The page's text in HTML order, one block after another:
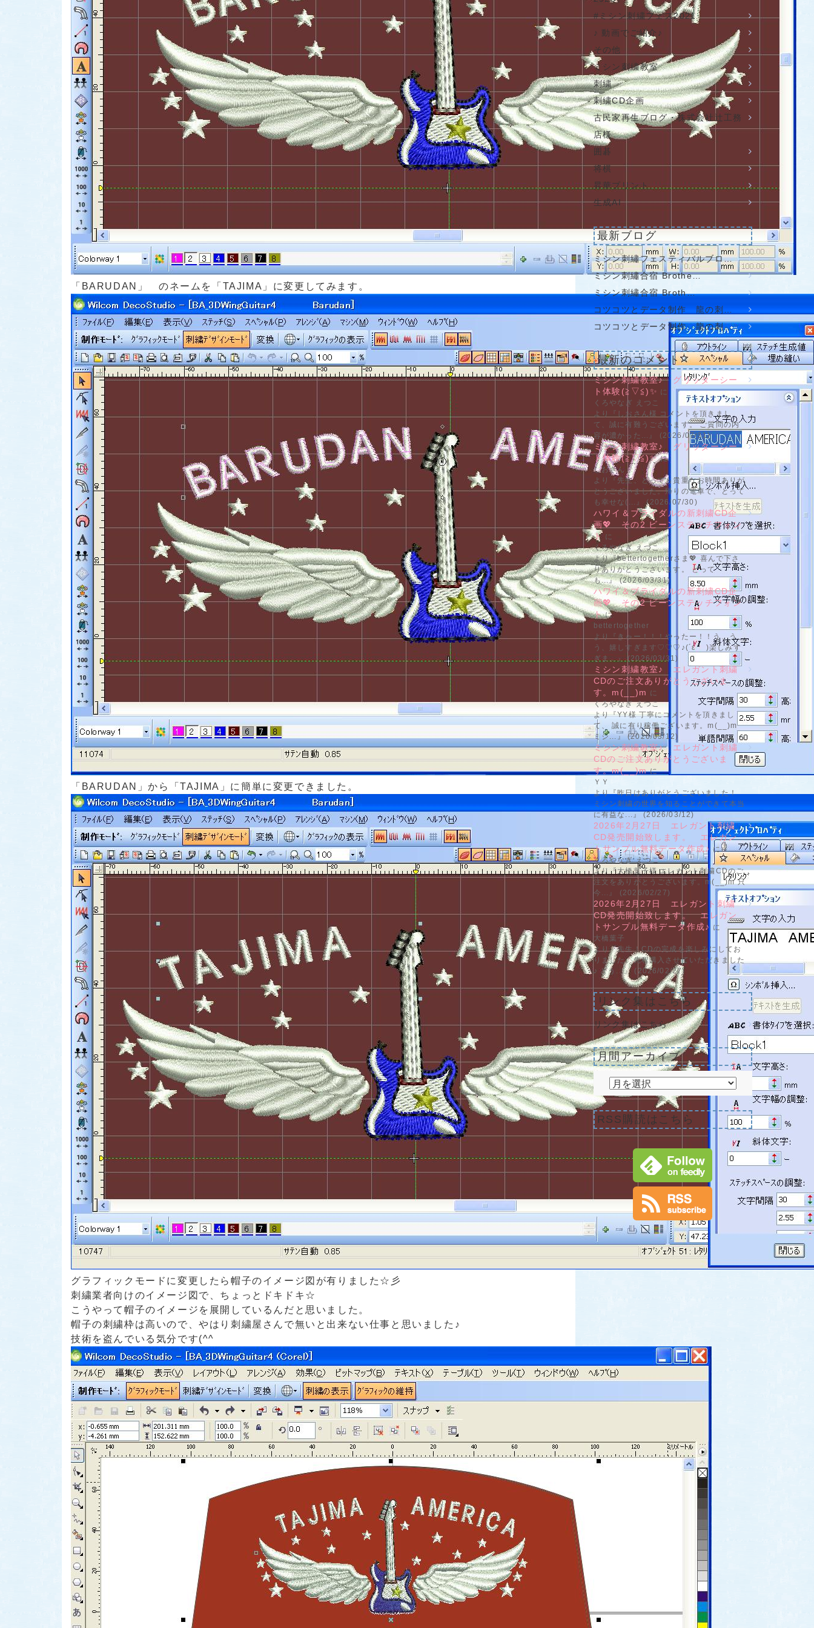
「BARUDAN」 のネームを「TAJIMA」に変更してみます。
「BARUDAN」から「TAJIMA」に簡単に変更できました。
グラフィックモードに変更したら帽子のイメージ図が有りました☆彡
刺繍業者向けのイメージ図で、ちょっとドキドキ☆
こうやって帽子のイメージを展開しているんだと思いました。
帽子の刺繍枠は高いので、やはり刺繍屋さんで無いと出来ない仕事と思いました♪
技術を盗んでいる気分です(^^ゞ
#ミシン刺繍フェス2021
♪ 動画でご紹介♪
その他
ミシン刺繍教室
刺繍
刺繍CD企画
古民家再生ブログ・株式会社辻工務
店様
囲碁
将棋
昇華プリント
生成AI
最新ブログ
ミシン刺繡フェスティバルブロ…
ミシン刺繡合宿 Brothe…
ミシン刺繡合宿 Broth…
コツコツとデータ制作 龍の刺…
コツコツとデータ制作 龍の刺…
最新のコメント
ミシン刺繍教室♪ グリッターシー
ト体験(≧▽≦)✨ に
くろやなぎ えつこ
より『しおさん様 コメントを頂きまし
て、誠に有難うございます。 ご質問の内
容が濃かった...』 (2026/07/31)
ミシン刺繍教室♪ グリッターシー
ト体験(≧▽≦)✨に
しおさん
より『先生、とっても貴重なお時間ありが
とうございました。帰りの電車で、とって
も幸せな(...』 (2026/07/30)
ハワイ＆ブライダルの新刺繍CD企
画💖 その2 ビーンステッチフォン
トに
くろやなぎ えつこ
より『bettertogetherさま💖 喜んで下さ
りありがとうございます。 とって
も...』 (2026/03/31)
ハワイ＆ブライダルの新刺繍CD企
画💖 その2 ビーンステッチフォン
トに
bettertogether
より『きゃー！！！やったー！！う、う、
う、嬉しすぎます♡♡♡♪(´ε｀ )楽しみす
ぎま...』 (2026/03/31)
ミシン刺繍教室♪ エレガント刺繍
CDのご注文ありがとうございま
す。m(__)m に
くろやなぎ えつこ
より『YY様 丁寧にコメントを頂きまし
て、 誠に有り稼働ございます。m(__)m
ミシ...』 (2026/03/12)
ミシン刺繍教室♪ エレガント刺繍
CDのご注文ありがとうございま
す。m(__)mに
ＹＹ
より『昨日はありがとうございました！
ミシン刺繍の世界を知ることができて本当
に有益な...』 (2026/03/12)
2026年2月27日 エレガント刺繍
CD発売開始致します。 エレガン
トサンプル無料データ作成♪ に
くろやなぎ えつこ
より『大橋葉子様 エレガント刺繍CDのご
注文をありがとうございます。m(__)m 只
今...』 (2026/02/27)
2026年2月27日 エレガント刺繍
CD発売開始致します。 エレガン
トサンプル無料データ作成♪ に
大橋葉子
より『先生！CDの完成を楽しみにしてお
りました。先程購入させていただきました
♪ どう...』 (2026/02/27)
リンク集はこちら
リンク集はこちら
月間アーカイブ
RSS購読はこちら